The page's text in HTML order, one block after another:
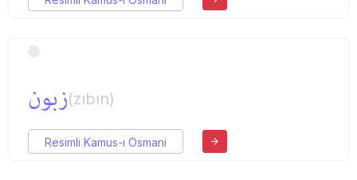
زبون(zıbın)
Resimli Kamus-ı Osmani